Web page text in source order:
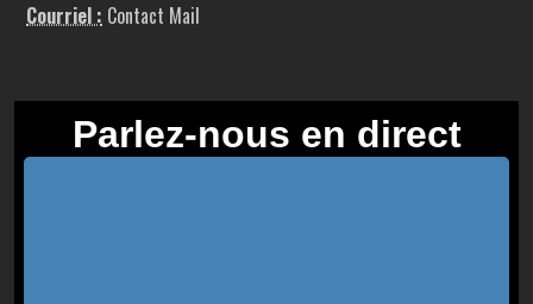
Courriel : Contact Mail